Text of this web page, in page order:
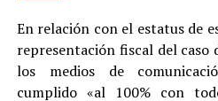
En relación con el estatus de
representación fiscal del
los medios de
cumplido «al 100% con